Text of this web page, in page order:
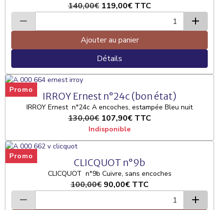
140,00€ 119,00€ TTC
Ajouter au panier
Détails
Promo
IRROY Ernest n°24c (bon état)
IRROY Ernest n°24c A encoches, estampée Bleu nuit
130,00€ 107,90€ TTC
Indisponible
Promo
CLICQUOT n°9b
CLICQUOT n°9b Cuivre, sans encoches
100,00€ 90,00€ TTC